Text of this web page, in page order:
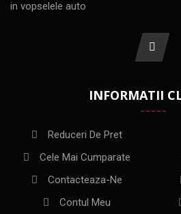
in vopselele auto
INFORMATII
Reduceri De Pret
Cele Mai Cumparate
Contacteaza-Ne
Contul Meu